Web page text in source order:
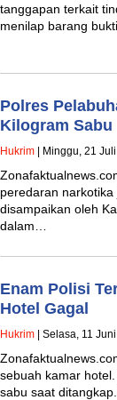
tanggapan terkait
menilap barang
Polres
Kilogram Sabu
Hukrim | Minggu, 21
peredaran
disampaikan oleh
dalam…
Enam Polisi
Hotel Gagal
Hukrim | Selasa, 11
sebuah kamar
sabu saat